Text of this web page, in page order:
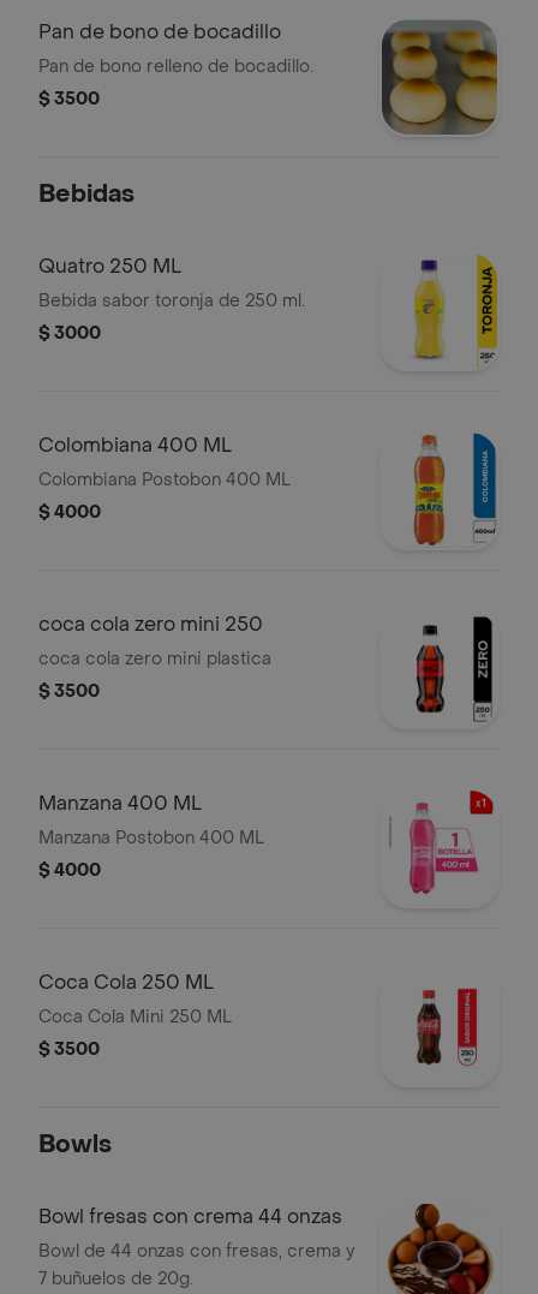
Pan de bono de bocadillo
Pan de bono relleno de bocadillo.
$ 3500
Bebidas
Quatro 250 ML
Bebida sabor toronja de 250 ml.
$ 3000
Colombiana 400 ML
Colombiana Postobon 400 ML
$ 4000
coca cola zero mini 250
coca cola zero mini plastica
$ 3500
Manzana 400 ML
Manzana Postobon 400 ML
$ 4000
Coca Cola 250 ML
Coca Cola Mini 250 ML
$ 3500
Bowls
Bowl fresas con crema 44 onzas
Bowl de 44 onzas con fresas, crema y
7 buñuelos de 20g.